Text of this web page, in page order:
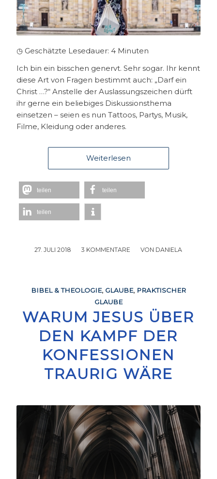
◷ Geschätzte Lesedauer: 4 Minuten
Ich bin ein bisschen genervt. Sehr sogar. Ihr kennt
diese Art von Fragen bestimmt auch: „Darf ein
Christ …?“ Anstelle der Auslassungszeichen dürft
ihr gerne ein beliebiges Diskussionsthema
einsetzen – seien es nun Tattoos, Partys, Musik,
Filme, Kleidung oder anderes.
Weiterlesen
teilen teilen
teilen
27. JULI 2018
/ 3 KOMMENTARE
/ VON DANIELA
BIBEL & THEOLOGIE, GLAUBE, PRAKTISCHER
GLAUBE
WARUM JESUS ÜBER
DEN KAMPF DER
KONFESSIONEN
TRAURIG WÄRE